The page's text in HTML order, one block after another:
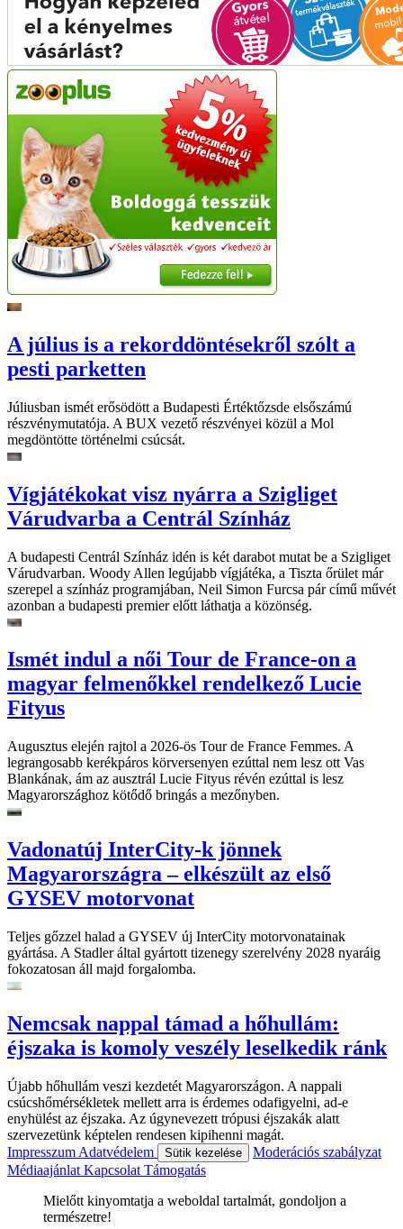
A július is a rekorddöntésekről szólt a
pesti parketten
Júliusban ismét erősödött a Budapesti Értéktőzsde elsőszámú
részvénymutatója. A BUX vezető részvényei közül a Mol
megdöntötte történelmi csúcsát.
Vígjátékokat visz nyárra a Szigliget
Várudvarba a Centrál Színház
A budapesti Centrál Színház idén is két darabot mutat be a Szigliget
Várudvarban. Woody Allen legújabb vígjátéka, a Tiszta őrület már
szerepel a színház programjában, Neil Simon Furcsa pár című művét
azonban a budapesti premier előtt láthatja a közönség.
Ismét indul a női Tour de France-on a
magyar felmenőkkel rendelkező Lucie
Fityus
Augusztus elején rajtol a 2026-ös Tour de France Femmes. A
legrangosabb kerékpáros körversenyen ezúttal nem lesz ott Vas
Blankának, ám az ausztrál Lucie Fityus révén ezúttal is lesz
Magyarországhoz kötődő bringás a mezőnyben.
Vadonatúj InterCity-k jönnek
Magyarországra – elkészült az első
GYSEV motorvonat
Teljes gőzzel halad a GYSEV új InterCity motorvonatainak
gyártása. A Stadler által gyártott tizenegy szerelvény 2028 nyaráig
fokozatosan áll majd forgalomba.
Nemcsak nappal támad a hőhullám:
éjszaka is komoly veszély leselkedik ránk
Újabb hőhullám veszi kezdetét Magyarországon. A nappali
csúcshőmérsékletek mellett arra is érdemes odafigyelni, ad-e
enyhülést az éjszaka. Az úgynevezett trópusi éjszakák alatt
szervezetünk képtelen rendesen kipihenni magát.
Impresszum Adatvédelem Sütik kezelése
Moderációs szabályzat
Médiaajánlat Kapcsolat Támogatás
Mielőtt kinyomtatja a weboldal tartalmát, gondoljon a
természetre!